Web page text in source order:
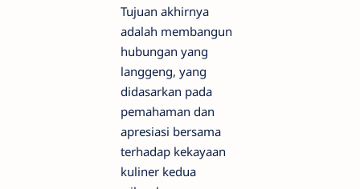
Tujuan akhirnya
adalah membangun
hubungan yang
langgeng, yang
didasarkan pada
pemahaman dan
apresiasi bersama
terhadap kekayaan
kuliner kedua